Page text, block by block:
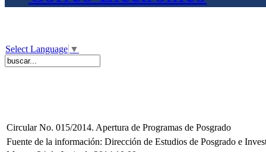
Select Language ▼
Circular No. 015/2014. Apertura de Programas de Posgrado
Fuente de la información: Dirección de Estudios de Posgrado e